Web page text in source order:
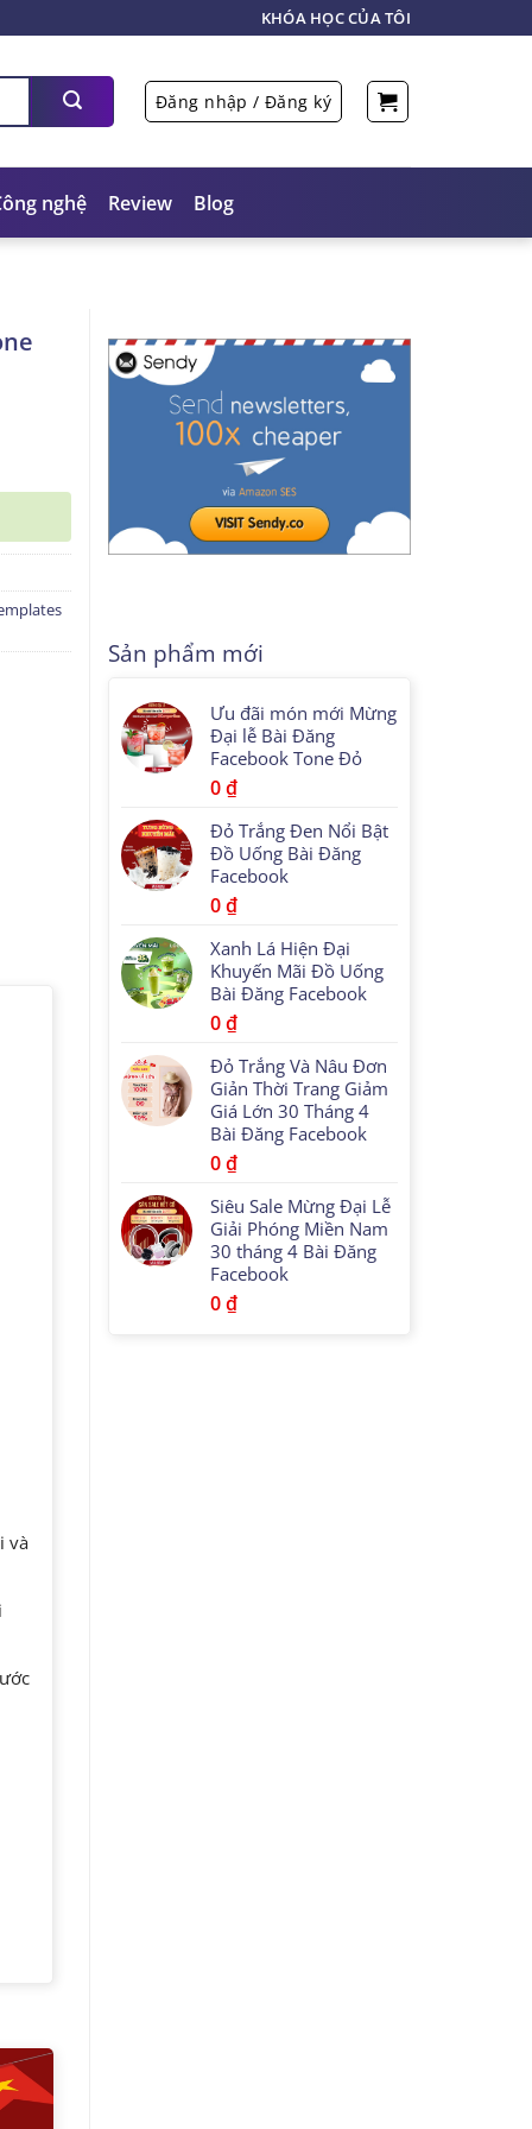
KHÓA HỌC CỦA TÔI
Đăng nhập / Đăng ký
nghệ Review Blog
Sản phẩm mới
Ưu đãi món mới Mừng
Đại lễ Bài Đăng
Facebook Tone Đỏ
0₫
Đỏ Trắng Đen Nổi Bật
Đồ Uống Bài Đăng
Facebook
0₫
Xanh Lá Hiện Đại
Khuyến Mãi Đồ Uống
Bài Đăng Facebook
0₫
Đỏ Trắng Và Nâu Đơn
Giản Thời Trang Giảm
Giá Lớn 30 Tháng 4
Bài Đăng Facebook
0₫
Siêu Sale Mừng Đại Lễ
Giải Phóng Miền Nam
30 tháng 4 Bài Đăng
Facebook
0₫
và